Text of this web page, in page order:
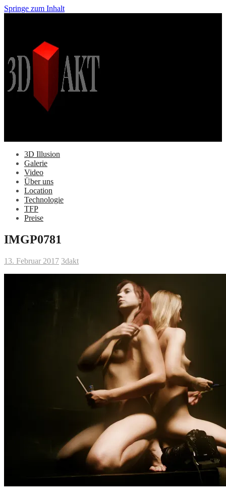
Springe zum Inhalt
3D Illusion
Galerie
Video
Über uns
Location
Technologie
TFP
Preise
IMGP0781
13. Februar 2017 3dakt